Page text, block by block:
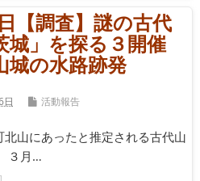
【調査】謎の古代
城」を探る３開催
城の水路跡発
日 活動報告
北山にあったと推定される古代山
３月…